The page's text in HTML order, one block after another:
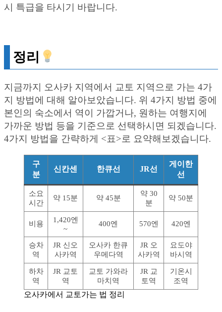
시 특급을 타시기 바랍니다.
정리
지금까지 오사카 지역에서 교토 지역으로 가는 4가
지 방법에 대해 알아보았습니다. 위 4가지 방법 중에
본인의 숙소에서 역이 가깝거나, 원하는 여행지에
가까운 방법 등을 기준으로 선택하시면 되겠습니다.
4가지 방법을 간략하게 <표>로 요약해보겠습니다.
구
분
신칸센 한큐선 JR선
게이한
선
소요
시간
약 15분 약 45분
약 30
분
약 50분
비용
1,420엔
~
400엔 570엔 420엔
승차
역
JR 신오
사카역
오사카 한큐
우메다역
JR 오
사카역
요도야
바시역
하차
역
JR 교토
역
교토 가와라
마치역
JR 교
토역
기온시
조역
오사카에서 교토가는 법 정리